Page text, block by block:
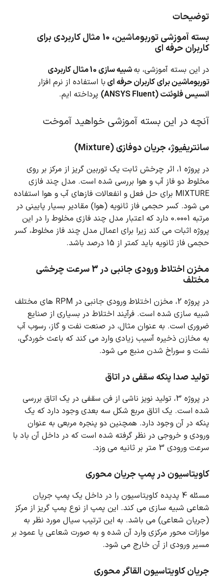
توضیحات
بسته آموزشی توربوماشین، 10 مثال کاربردی برای
کاربران حرفه ای
در این بسته آموزشی، به
شبیه سازی 10 مثال کاربردی
توربوماشین برای کاربران حرفه ای با استفاده از نرم افزار
انسیس فلوئنت (ANSYS Fluent)
پرداخته ایم.
آنچه در این بسته آموزشی خواهید آموخت
سانتریفیوژ، جریان دوفازی (Mixture)
در پروژه 1، اثر چرخش ثابت یک توربین گریز از مرکز بر روی
مخلوط دو فاز آب و هوا بررسی شده است. مدل چند فازی
MIXTURE برای حل فعل و انفعالات فازهای آب و هوا استفاده
می شود. کسر حجمی فاز ثانویه (هوا) مقادیر بسیار پایینی در
مرتبه 0.0001 دارد که اعتبار مدل چند فازی مخلوط را در این
پروژه اثبات می کند زیرا برای اعمال مدل چند فاز مخلوط، کسر
حجمی فاز ثانویه باید کمتر از 15 درصد باشد.
مخزن اختلاط ورودی جانبی در 3 سرعت چرخشی
مختلف
در پروژه 2، مخزن اختلاط ورودی جانبی در RPM های مختلف
شبیه سازی شده است. فرآیند اختلاط در بسیاری از صنایع
ضروری است. به عنوان مثال، در صنعت نفت و گاز، رسوب آب
به مخازن ذخیره آسیب زیادی وارد می کند که باعث خوردگی،
نشت و سوراخ شدن منبع می شود.
تولید صدا پنکه سقفی در اتاق
در پروژه 3، تولید نویز ناشی از فن سقفی در یک اتاق بررسی
شده است. یک اتاق مربع شکل سه بعدی وجود دارد که یک
پنکه در آن وجود دارد. همچنین دو پنجره مربعی به عنوان
ورودی و خروجی در نظر گرفته شده است که در داخل آن باد با
سرعت ورودی 3 متر بر ثانیه می وزد.
کاویتاسیون در پمپ جریان محوری
مسئله 4 پدیده کاویتاسیون را در داخل یک پمپ جریان
شعاعی شبیه سازی می کند. این پمپ از نوع پمپ گریز از مرکز
(جریان شعاعی) می باشد. به این ترتیب سیال مورد نظر به
موازات محور مرکزی وارد آن شده و به صورت شعاعی یا عمود بر
مسیر ورودی از آن خارج می شود.
جریان کاویتاسیون القاگر محوری